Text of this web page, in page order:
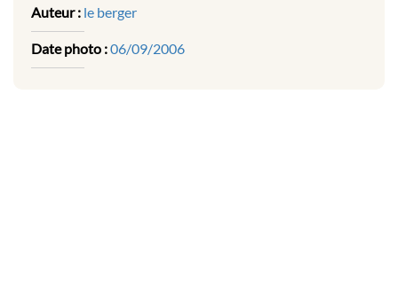
Auteur : le berger
Date photo :06/09/2006